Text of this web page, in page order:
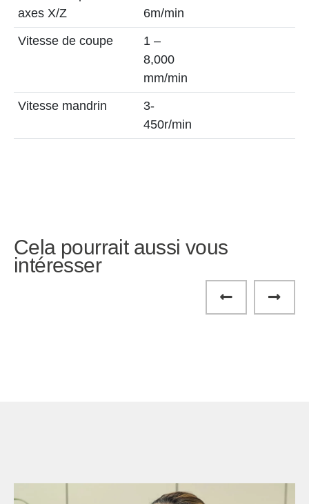
axes X/Z
6m/min
Vitesse de coupe
1 –
8,000
mm/min
Vitesse mandrin
3-
450r/min
Cela pourrait aussi vous
intéresser